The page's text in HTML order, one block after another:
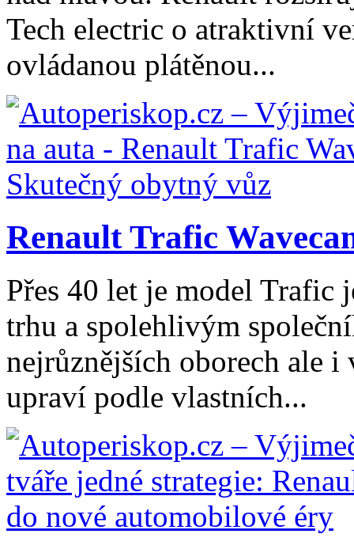
Tech electric o atraktivní
ovládanou plátěnou...
Renault Trafic
Přes 40 let je model Trafic
trhu a spolehlivým
nejrůznějších oborech ale
upraví podle vlastních...